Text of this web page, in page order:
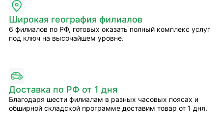
Широкая география филиалов
6 филиалов по РФ, готовых оказать полный комплекс услуг
под ключ на высочайшем уровне.
Доставка по РФ от 1 дня
Благодаря шести филиалам в разных часовых поясах и
обширной складской программе доставим товар от 1 дня.